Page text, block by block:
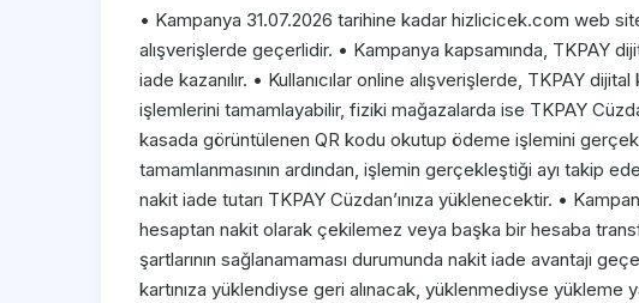
• Kampanya 31.07.2026 tarihine kadar hizlicicek.com web
alışverişlerde geçerlidir. • Kampanya kapsamında, TKPAY
iade kazanılır. • Kullanıcılar online alışverişlerde, TKPAY
işlemlerini tamamlayabilir, fiziki mağazalarda ise TKPAY
kasada görüntülenen QR kodu okutup ödeme işlemini
tamamlanmasının ardından, işlemin gerçekleştiği ayı takip
nakit iade tutarı TKPAY Cüzdan’ınıza yüklenecektir. •
hesaptan nakit olarak çekilemez veya başka bir hesaba
şartlarının sağlanamaması durumunda nakit iade avantajı
kartınıza yüklendiyse geri alınacak, yüklenmediyse yükleme